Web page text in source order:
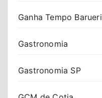
Ganha Tempo Barueri
Gastronomia
Gastronomia SP